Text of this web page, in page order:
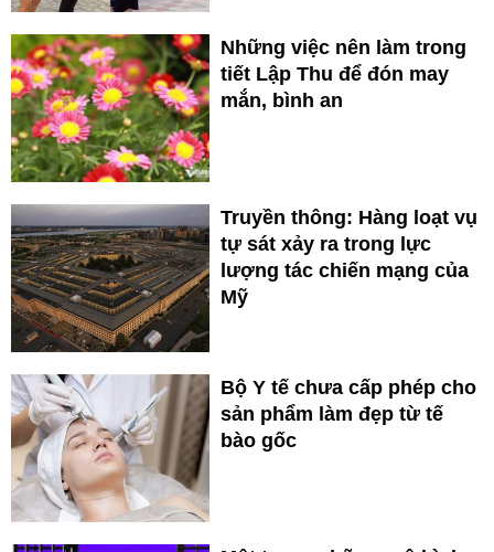
Những việc nên làm trong
tiết Lập Thu để đón may
mắn, bình an
Truyền thông: Hàng loạt vụ
tự sát xảy ra trong lực
lượng tác chiến mạng của
Mỹ
Bộ Y tế chưa cấp phép cho
sản phẩm làm đẹp từ tế
bào gốc